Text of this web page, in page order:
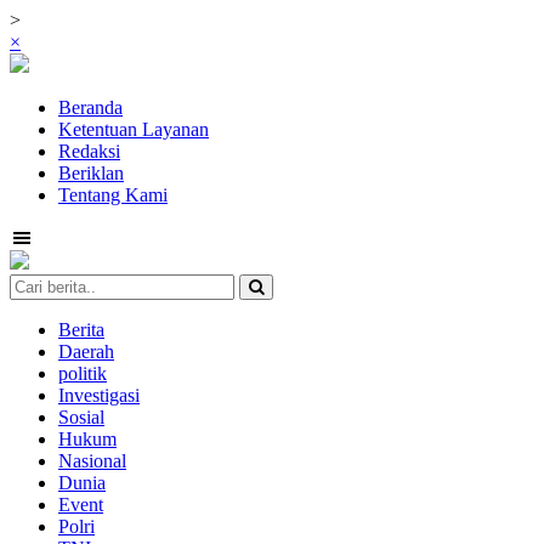
>
×
Beranda
Ketentuan Layanan
Redaksi
Beriklan
Tentang Kami
Berita
Daerah
politik
Investigasi
Sosial
Hukum
Nasional
Dunia
Event
Polri